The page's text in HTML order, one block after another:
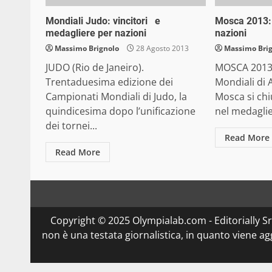
Mondiali Judo: vincitori e
medagliere per nazioni
Massimo Brignolo 28 Agosto 2013
JUDO (Rio de Janeiro).
Trentaduesima edizione dei
Campionati Mondiali di Judo, la
quindicesima dopo l’unificazione
dei tornei...
Read More
Mosca
nazioni
Massimo
MOSCA
Mondiali di
Mosca si
nel
Read More
Copyright © 2025 Olympialab.com - Editorially
non è una testata giornalistica, in quanto viene